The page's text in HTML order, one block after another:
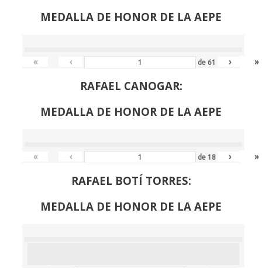
MEDALLA DE HONOR DE LA AEPE
« ‹ de 61 › »
RAFAEL CANOGAR:
MEDALLA DE HONOR DE LA AEPE
« ‹ de18 › »
RAFAEL BOTÍ TORRES:
MEDALLA DE HONOR DE LA AEPE